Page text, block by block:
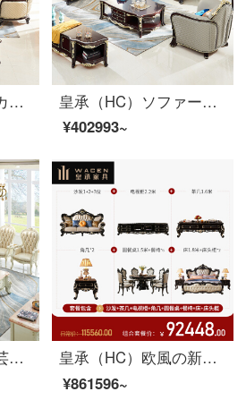
皇承（HC）アメリカ式本革ソファセット実木彫刻贅沢別荘ソファ
皇承（HC）ソファーの木の彫刻模様の皮のソファーのアメリカ式客間家具セットのソファーQ 32軽い・豪華風のシングル+二人+三人のソファー
¥402993~
皇承（HC）欧式皮芸ソファ家具セット実木回転角ソファ913宮廷·欧式回転角ソファ1+3+貴妃+レジャーチェア*2
皇承（HC）欧風の新古典ソファー客間セットレストランの木造家具多点套臻品客間十六点セット【Dスイート】
¥861596~